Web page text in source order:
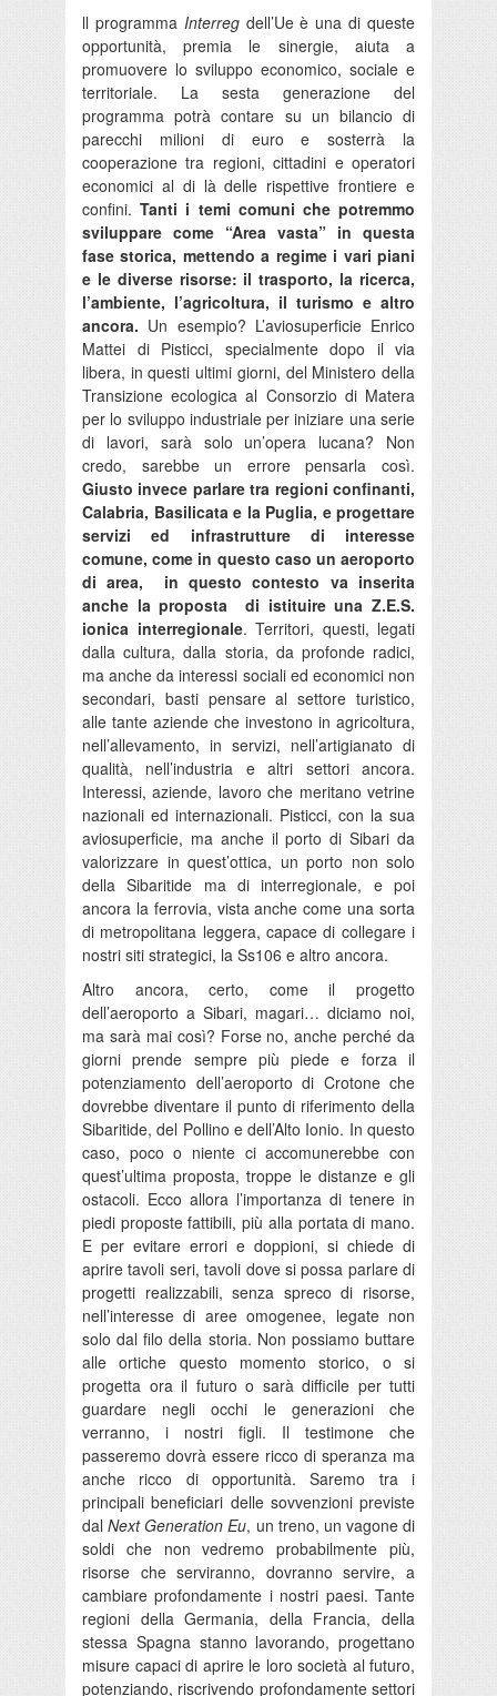
ll programma Interregdell’Ue è una di queste
opportunità, premia le sinergie, aiuta a
promuovere lo sviluppo economico, sociale e
territoriale. La sesta generazione del
programma potrà contare su un bilancio di
parecchi milioni di euro e sosterrà la
cooperazione tra regioni, cittadini e operatori
economici al di là delle rispettive frontiere e
confini.Tanti i temi comuni che potremmo
sviluppare come “Area vasta” in questa
fase storica, mettendo a regime i vari piani
e le diverse risorse: il trasporto, la ricerca,
l’ambiente, l’agricoltura, il turismo e altro
ancora. Un esempio? L’aviosuperficie Enrico
Mattei di Pisticci, specialmente dopo il via
libera, in questi ultimi giorni, del Ministero della
Transizione ecologica al Consorzio di Matera
per lo sviluppo industriale per iniziare una serie
di lavori, sarà solo un’opera lucana? Non
credo, sarebbe un errore pensarla così.
Giusto invece parlare tra regioni confinanti,
Calabria, Basilicata e la Puglia, e progettare
servizi ed infrastrutture di interesse
comune, come in questo caso un aeroporto
di area, in questo contesto va inserita
anche la proposta di istituire una Z.E.S.
ionica interregionale. Territori, questi, legati
dalla cultura, dalla storia, da profonde radici,
ma anche da interessi sociali ed economici non
secondari, basti pensare al settore turistico,
alle tante aziende che investono in agricoltura,
nell’allevamento, in servizi, nell’artigianato di
qualità, nell’industria e altri settori ancora.
Interessi, aziende, lavoro che meritano vetrine
nazionali ed internazionali. Pisticci, con la sua
aviosuperficie, ma anche il porto di Sibari da
valorizzare in quest’ottica, un porto non solo
della Sibaritide ma di interregionale, e poi
ancora la ferrovia, vista anche come una sorta
di metropolitana leggera, capace di collegare i
nostri siti strategici, la Ss106 e altro ancora.
Altro ancora, certo, come il progetto
dell’aeroporto a Sibari, magari… diciamo noi,
ma sarà mai così? Forse no, anche perché da
giorni prende sempre più piede e forza il
potenziamento dell’aeroporto di Crotone che
dovrebbe diventare il punto di riferimento della
Sibaritide, del Pollino e dell’Alto Ionio. In questo
caso, poco o niente ci accomunerebbe con
quest’ultima proposta, troppe le distanze e gli
ostacoli. Ecco allora l’importanza di tenere in
piedi proposte fattibili, più alla portata di mano.
E per evitare errori e doppioni, si chiede di
aprire tavoli seri, tavoli dove si possa parlare di
progetti realizzabili, senza spreco di risorse,
nell’interesse di aree omogenee, legate non
solo dal filo della storia. Non possiamo buttare
alle ortiche questo momento storico, o si
progetta ora il futuro o sarà difficile per tutti
guardare negli occhi le generazioni che
verranno, i nostri figli. Il testimone che
passeremo dovrà essere ricco di speranza ma
anche ricco di opportunità. Saremo tra i
principali beneficiari delle sovvenzioni previste
dalNext Generation Eu, un treno, un vagone di
soldi che non vedremo probabilmente più,
risorse che serviranno, dovranno servire, a
cambiare profondamente i nostri paesi. Tante
regioni della Germania, della Francia, della
stessa Spagna stanno lavorando, progettano
misure capaci di aprire le loro società al futuro,
potenziando, riscrivendo profondamente settori